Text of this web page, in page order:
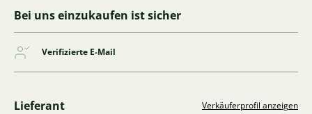
Bei uns einzukaufen ist sicher
Verifizierte E-Mail
Lieferant Verkäuferprofil anzeigen